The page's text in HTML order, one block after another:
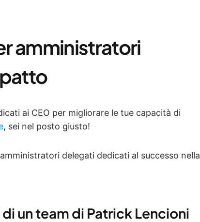
amministratori
ai CEO per migliorare le tue capacità di
, sei nel posto giusto!
delegati dedicati al successo nella
un team di Patrick Lencioni